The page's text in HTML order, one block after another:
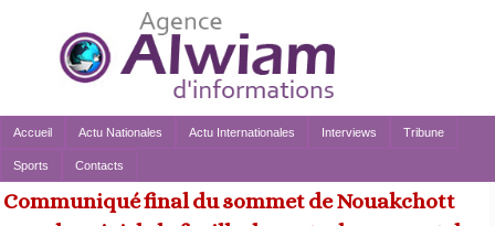
Accueil Actu Nationales Actu Internationales Interviews Tribune
Sports Contacts
Communiqué final du sommet de Nouakchott